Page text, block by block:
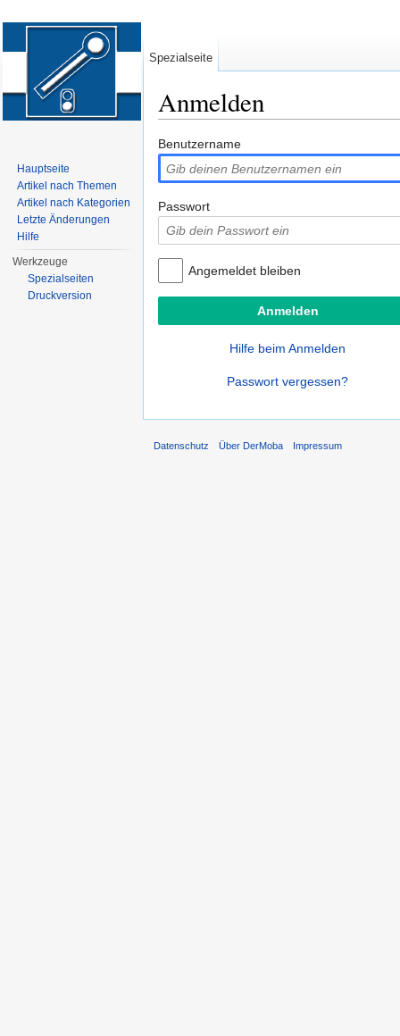
Anmelden
Benutzername
Passwort
Angemeldet bleiben
Hilfe beim Anmelden
Passwort vergessen?
Spezialseite
Hauptseite
Artikel nach Themen
Artikel nach Kategorien
Letzte Änderungen
Hilfe
Werkzeuge
Spezialseiten
Druckversion
Datenschutz Über DerMoba Impressum